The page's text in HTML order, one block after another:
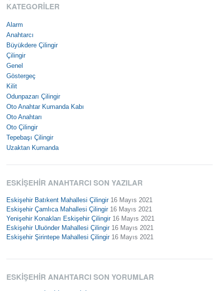
KATEGORILER
Alarm
Anahtarcı
Büyükdere Çilingir
Çilingir
Genel
Göstergeç
Kilit
Odunpazarı Çilingir
Oto Anahtar Kumanda Kabı
Oto Anahtarı
Oto Çilingir
Tepebaşı Çilingir
Uzaktan Kumanda
ESKIŞEHIR ANAHTARCI SON YAZILAR
Eskişehir Batıkent Mahallesi Çilingir 16 Mayıs 2021
Eskişehir Çamlıca Mahallesi Çilingir 16 Mayıs 2021
Yenişehir Konakları Eskişehir Çilingir 16 Mayıs 2021
Eskişehir Uluönder Mahallesi Çilingir 16 Mayıs 2021
Eskişehir Şirintepe Mahallesi Çilingir 16 Mayıs 2021
ESKIŞEHIR ANAHTARCI SON YORUMLAR